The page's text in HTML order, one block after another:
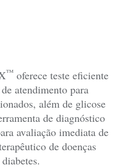
™ oferece teste eficiente
atendimento para
além de glicose
de diagnóstico
avaliação imediata de
de doenças